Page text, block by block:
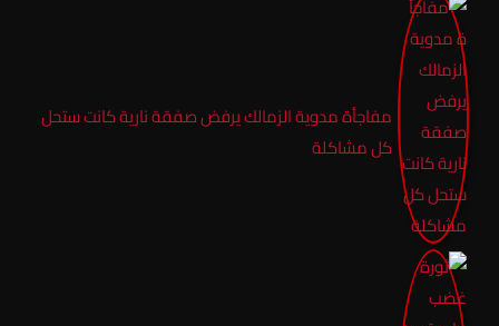
مفاجأة مدوية الزمالك يرفض صفقة نارية كانت ستحل
كل مشاكلة